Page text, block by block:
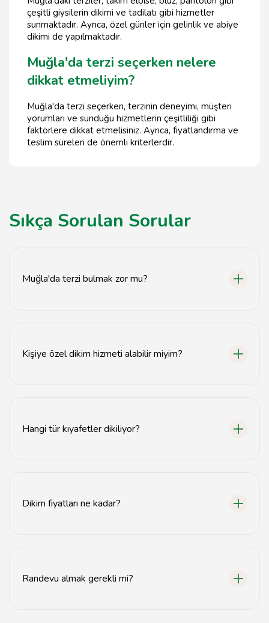
çeşitli giysilerin dikimi ve tadilatı gibi hizmetler
sunmaktadır. Ayrıca, özel günler için gelinlik ve abiye
dikimi de yapılmaktadır.
Muğla'da terzi seçerken nelere
dikkat etmeliyim?
Muğla'da terzi seçerken, terzinin deneyimi, müşteri
yorumları ve sunduğu hizmetlerin çeşitliliği gibi
faktörlere dikkat etmelisiniz. Ayrıca, fiyatlandırma ve
teslim süreleri de önemli kriterlerdir.
Sıkça Sorulan Sorular
Muğla'da terzi bulmak zor mu?
Kişiye özel dikim hizmeti alabilir miyim?
Hangi tür kıyafetler dikiliyor?
Dikim fiyatları ne kadar?
Randevu almak gerekli mi?